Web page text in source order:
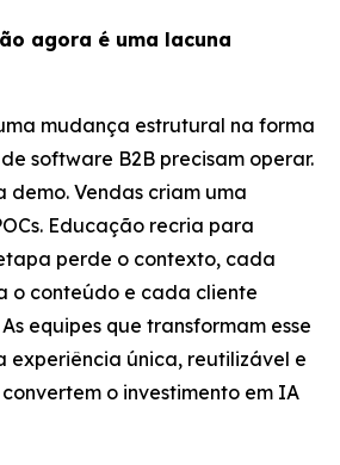
agora é uma lacuna
mudança estrutural na forma
software B2B precisam operar.
demo. Vendas criam uma
Educação recria para
perde o contexto, cada
o conteúdo e cada cliente
equipes que transformam esse
experiência única, reutilizável e
o investimento em IA